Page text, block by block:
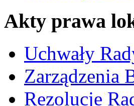
Akty prawa
Uchwały
Zarządzenia
Rezolucje